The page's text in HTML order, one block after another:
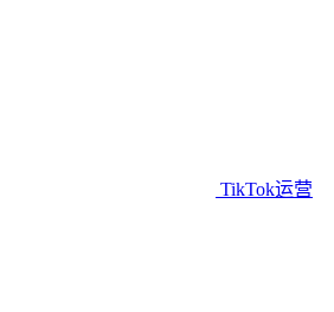
TikTok运营